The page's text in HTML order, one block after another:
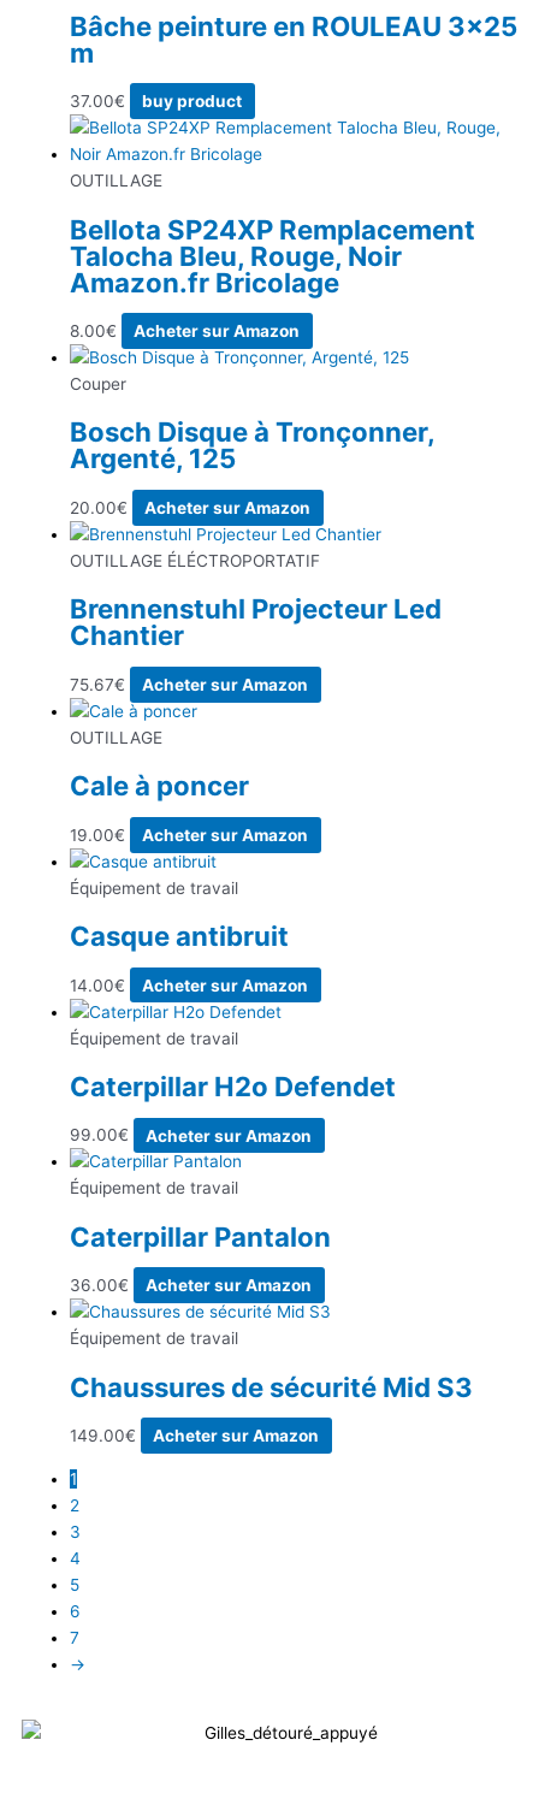
Bâche peinture en ROULEAU 3×25
m
37.00€ buy product
OUTILLAGE
Bellota SP24XP Remplacement
Talocha Bleu, Rouge, Noir
Amazon.fr Bricolage
8.00€ Acheter sur Amazon
Couper
Bosch Disque à Tronçonner,
Argenté, 125
20.00€ Acheter sur Amazon
OUTILLAGE ÉLÉCTROPORTATIF
Brennenstuhl Projecteur Led
Chantier
75.67€ Acheter sur Amazon
OUTILLAGE
Cale à poncer
19.00€ Acheter sur Amazon
Équipement de travail
Casque antibruit
14.00€ Acheter sur Amazon
Équipement de travail
Caterpillar H2o Defendet
99.00€ Acheter sur Amazon
Équipement de travail
Caterpillar Pantalon
36.00€ Acheter sur Amazon
Équipement de travail
Chaussures de sécurité Mid S3
149.00€ Acheter sur Amazon
1
2
3
4
5
6
7
→